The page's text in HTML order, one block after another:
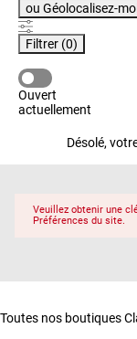
ou Géolocalisez-
Filtrer (0)
Ouvert
actuellement
Désolé,
Veuillez obtenir une
Préférences du site.
Toutes nos boutiques